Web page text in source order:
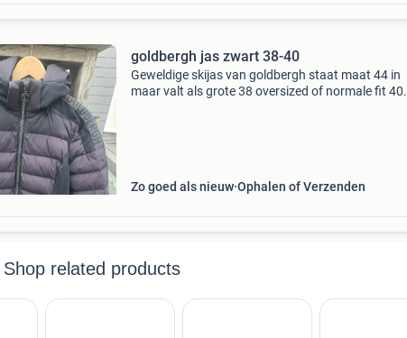
goldbergh jas zwart 38-40
Geweldige skijas van goldbergh staat maat 44 in
maar valt als grote 38 oversized of normale fit 40.
Zo goed als nieuw Ophalen of Verzenden